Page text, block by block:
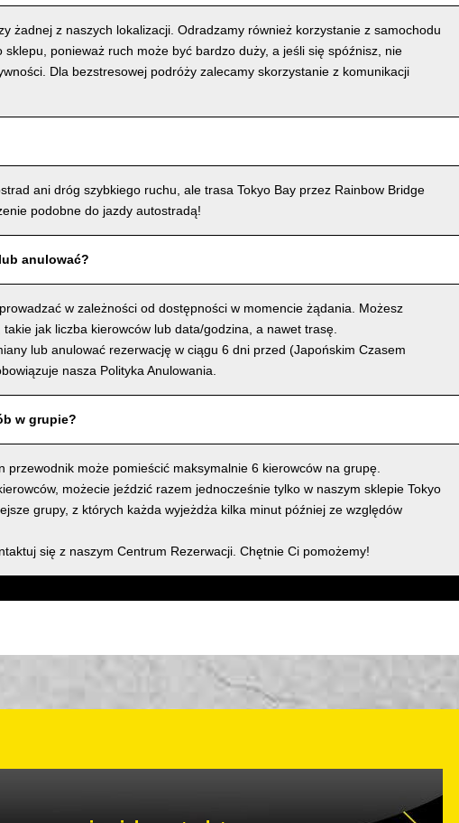
żadnej z naszych lokalizacji. Odradzamy również korzystanie z samochodu
ponieważ ruch może być bardzo duży, a jeśli się spóźnisz, nie
Dla bezstresowej podróży zalecamy skorzystanie z komunikacji
ani dróg szybkiego ruchu, ale trasa Tokyo Bay przez Rainbow Bridge
podobne do jazdy autostradą!
anulować?
w zależności od dostępności w momencie żądania. Możesz
jak liczba kierowców lub data/godzina, a nawet trasę.
lub anulować rezerwację w ciągu 6 dni przed (Japońskim Czasem
nasza Polityka Anulowania.
w grupie?
przewodnik może pomieścić maksymalnie 6 kierowców na grupę.
możecie jeździć razem jednocześnie tylko w naszym sklepie Tokyo
grupy, z których każda wyjeżdża kilka minut później ze względów
się z naszym Centrum Rezerwacji. Chętnie Ci pomożemy!